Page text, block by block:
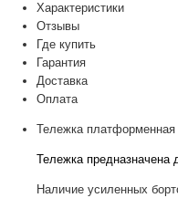
Характеристики
Отзывы
Где купить
Гарантия
Доставка
Оплата
Тележка
Тележка предназначена
Наличие усиленных